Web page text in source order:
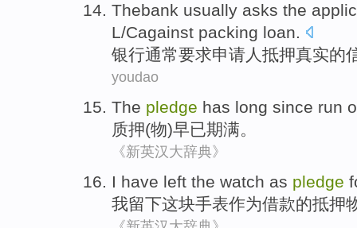
Thebank usually asks the
L/Cagainst packing loan.
银行通常要求申请人 抵押真实的
youdao
The pledge has long since run
质押(物)早已期满。
《新英汉大辞典》
I have left the watch as pledge
我留下这块手表作为借款的抵押